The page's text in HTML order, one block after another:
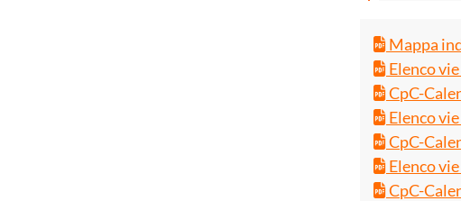
Mappa
Elenco
CpC-
Elenco
CpC-
Elenco
CpC-